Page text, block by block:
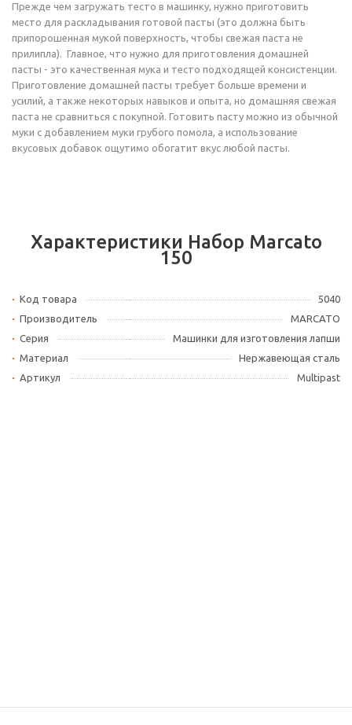
Прежде чем загружать тесто в машинку, нужно приготовить
место для раскладывания готовой пасты (это должна быть
припорошенная мукой поверхность, чтобы свежая паста не
прилипла). Главное, что нужно для приготовления домашней
пасты - это качественная мука и тесто подходящей консистенции.
Приготовление домашней пасты требует больше времени и
усилий, а также некоторых навыков и опыта, но домашняя свежая
паста не сравниться с покупной. Готовить пасту можно из обычной
муки с добавлением муки грубого помола, а использование
вкусовых добавок ощутимо обогатит вкус любой пасты.
Характеристики Набор Marcato
150
Код товара
5040
Производитель
MARCATO
Серия
Машинки для изготовления лапши
Материал
Нержавеющая сталь
Артикул
Multipast